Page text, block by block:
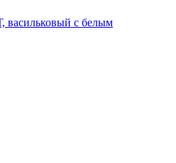
с белым